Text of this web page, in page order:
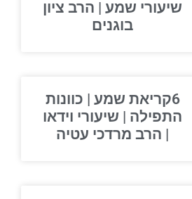
שיעורי שמע | הרב ציון
בוגנים
6קריאת שמע | כוונות
התפילה | שיעורי וידאו
| הרב מרדכי עטיה